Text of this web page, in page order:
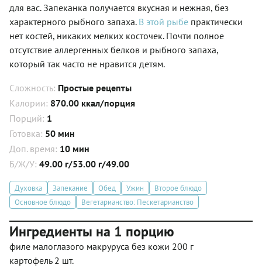
для вас. Запеканка получается вкусная и нежная, без
характерного рыбного запаха. В этой рыбе практически
нет костей, никаких мелких косточек. Почти полное
отсутствие аллергенных­ белков и рыбного запаха,
который так часто не нравится детям.
Сложность: Простые рецепты
Калории: 870.00 ккал/порция
Порций: 1
Готовка: 50 мин
Доп. время: 10 мин
Б/Ж/У: 49.00 г/53.00 г/49.00
Духовка Запекание Обед Ужин
Второе блюдо
Основное блюдо
Вегетарианство: Пескетарианство
Ингредиенты на 1 порцию
филе малоглазого макруруса без кожи 200 г
картофель 2 шт.